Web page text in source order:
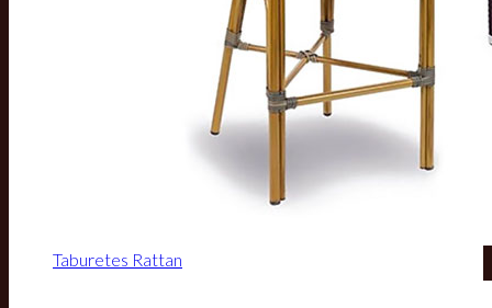
Taburetes Rattan